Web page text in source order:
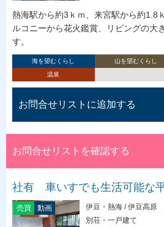
熱海駅から約3ｋｍ、来宮駅から約1.8
ルコニーから花火鑑賞、リビングの大
す。
海を望むくらし 山を望むくらし
温泉
お問合せリストに追加する
お問合せリストを確認する
社有 車いすでも生活可能な
売買 動画
伊豆・熱海 / 伊豆高原
別荘・一戸建て